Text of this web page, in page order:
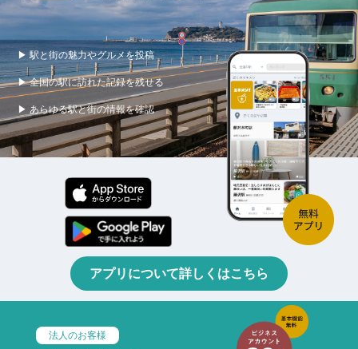
▶ 駅と街の魅力やグルメを投稿
▶ 全国の駅に訪れた記録を残せる
▶ あらゆる駅と街の情報を確認
アプリについて詳しくはこちら
法人のお客様